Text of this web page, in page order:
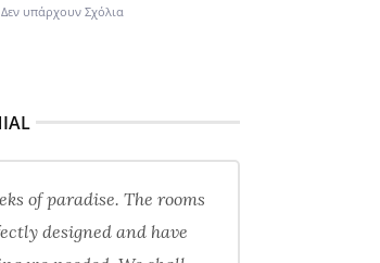
Δεν υπάρχουν Σχόλια
of paradise. The rooms
designed and have